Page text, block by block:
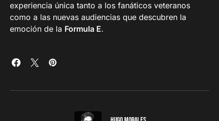
experiencia única tanto a los fanáticos veteranos
como a las nuevas audiencias que descubren la
emoción de la Formula E.